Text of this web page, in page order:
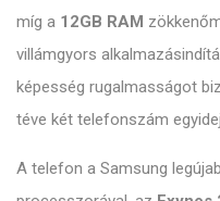
míg a 12GB RAM
villámgyors
képesség rugalmasságot
téve két telefonszám
A telefon a Samsung